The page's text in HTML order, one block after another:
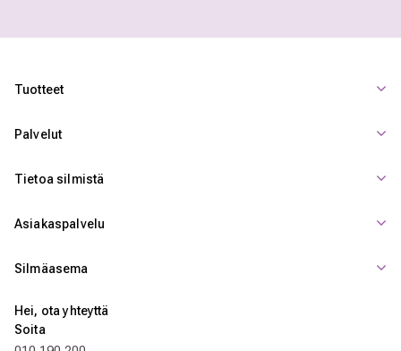
Tuotteet
Palvelut
Tietoa silmistä
Asiakaspalvelu
Silmäasema
Hei, ota yhteyttä
Soita